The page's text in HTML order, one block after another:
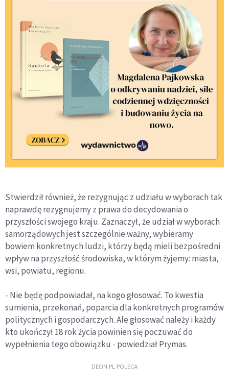
Stwierdził również, że rezygnując z udziału w wyborach tak
naprawdę rezygnujemy z prawa do decydowania o
przyszłości swojego kraju. Zaznaczył, że udział w wyborach
samorządowych jest szczególnie ważny, wybieramy
bowiem konkretnych ludzi, którzy będą mieli bezpośredni
wpływ na przyszłość środowiska, w którym żyjemy: miasta,
wsi, powiatu, regionu.
- Nie będę podpowiadał, na kogo głosować. To kwestia
sumienia, przekonań, poparcia dla konkretnych programów
politycznych i gospodarczych. Ale głosować należy i każdy
kto ukończył 18 rok życia powinien się poczuwać do
wypełnienia tego obowiązku - powiedział Prymas.
DEON.PL POLECA